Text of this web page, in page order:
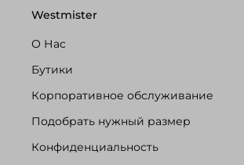
Westmister
О Нас
Бутики
Корпоративное обслуживание
Подобрать нужный размер
Конфиденциальность